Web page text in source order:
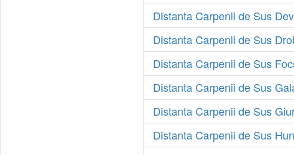
Distanta Carpenii de Sus
Distanta Carpenii de Sus
Distanta Carpenii de Sus
Distanta Carpenii de Sus
Distanta Carpenii de Sus
Distanta Carpenii de Sus